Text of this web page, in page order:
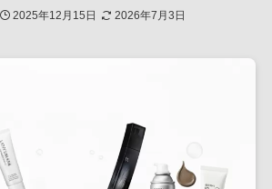
2025年12月15日 2026年7月3日